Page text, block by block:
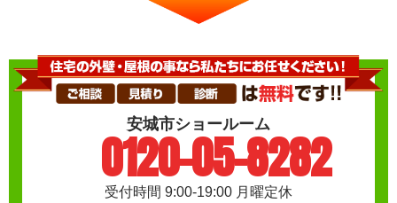
安城市ショールーム
0120-05-8282
受付時間 9:00-19:00 月曜定休